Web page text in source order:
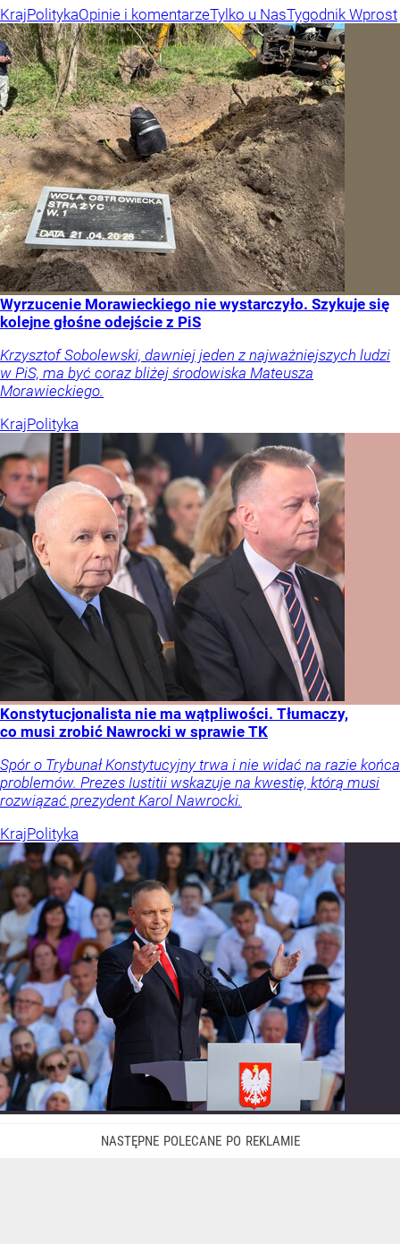
KrajPolitykaOpinie i komentarzeTylko u NasTygodnik Wprost
Wyrzucenie Morawieckiego nie wystarczyło. Szykuje się
kolejne głośne odejście z PiS
Krzysztof Sobolewski, dawniej jeden z najważniejszych ludzi
w PiS, ma być coraz bliżej środowiska Mateusza
Morawieckiego.
KrajPolityka
Konstytucjonalista nie ma wątpliwości. Tłumaczy,
co musi zrobić Nawrocki w sprawie TK
Spór o Trybunał Konstytucyjny trwa i nie widać na razie końca
problemów. Prezes Iustitii wskazuje na kwestię, którą musi
rozwiązać prezydent Karol Nawrocki.
KrajPolityka